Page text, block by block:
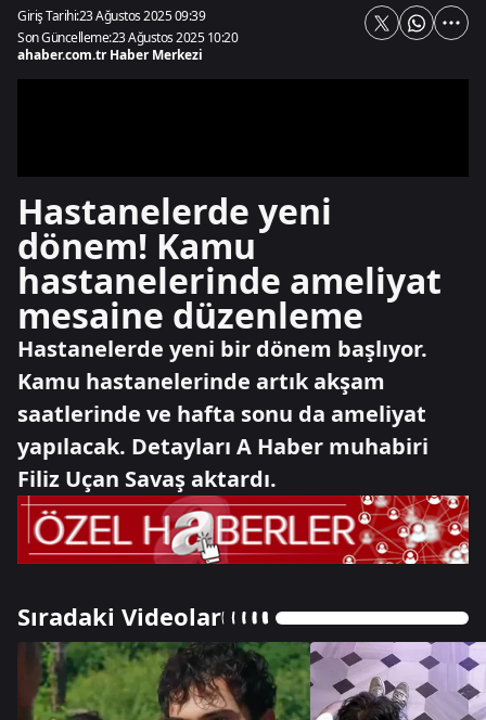
Giriş Tarihi:23 Ağustos 2025 09:39
Son Güncelleme:23 Ağustos 2025 10:20
ahaber.com.tr Haber Merkezi
Hastanelerde yeni
dönem! Kamu
hastanelerinde ameliyat
mesaine düzenleme
Hastanelerde yeni bir dönem başlıyor.
Kamu hastanelerinde artık akşam
saatlerinde ve hafta sonu da ameliyat
yapılacak. Detayları A Haber muhabiri
Filiz Uçan Savaş aktardı.
Sıradaki Videolar